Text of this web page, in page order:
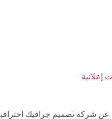
عن شركة تصميم جرافيك